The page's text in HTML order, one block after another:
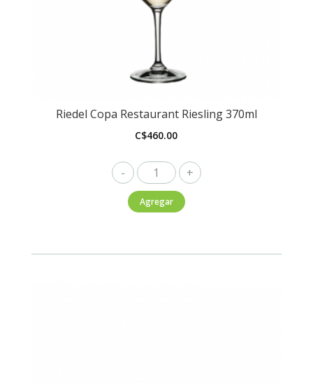
Riedel Copa Restaurant Riesling 370ml
C$460.00
Riedel
Copa
Restaurant
Agregar